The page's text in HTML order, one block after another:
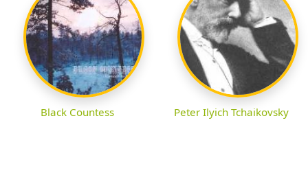
Black Countess Peter Ilyich Tchaikovsky